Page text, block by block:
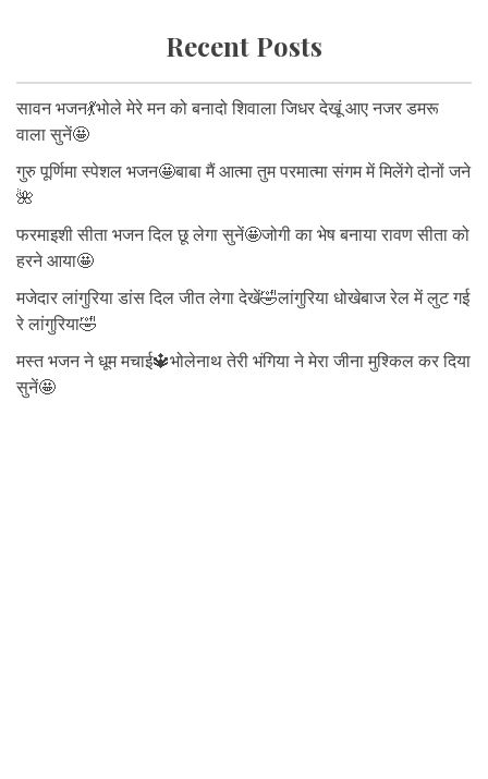
Recent Posts
सावन भजन💃भोले मेरे मन को बनादो शिवाला जिधर देखूं आए नजर डमरू
वाला सुनें🤩
गुरु पूर्णिमा स्पेशल भजन🤩बाबा मैं आत्मा तुम परमात्मा संगम में मिलेंगे दोनों जने
🌺
फरमाइशी सीता भजन दिल छू लेगा सुनें🤩जोगी का भेष बनाया रावण सीता को
हरने आया🤩
मजेदार लांगुरिया डांस दिल जीत लेगा देखें🤣लांगुरिया धोखेबाज रेल में लुट गई
रे लांगुरिया🤣
मस्त भजन ने धूम मचाई🔱भोलेनाथ तेरी भंगिया ने मेरा जीना मुश्किल कर दिया
सुनें🤩